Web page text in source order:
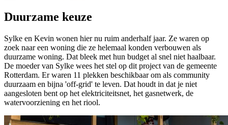
Duurzame keuze
Sylke en Kevin wonen hier nu ruim anderhalf jaar. Ze waren op
zoek naar een woning die ze helemaal konden verbouwen als
duurzame woning. Dat bleek met hun budget al snel niet haalbaar.
De moeder van Sylke wees het stel op dit project van de gemeente
Rotterdam. Er waren 11 plekken beschikbaar om als community
duurzaam en bijna 'off-grid' te leven. Dat houdt in dat je niet
aangesloten bent op het elektriciteitsnet, het gasnetwerk, de
watervoorziening en het riool.